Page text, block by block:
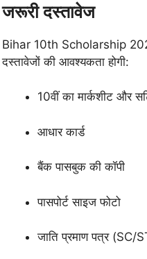
जरूरी दस्तावेज
Bihar 10th Scholarship
दस्तावेजों की आवश्यकता होगी:
10वीं का मार्कशीट और
आधार कार्ड
बैंक पासबुक की कॉपी
पासपोर्ट साइज फोटो
जाति प्रमाण पत्र (SC/